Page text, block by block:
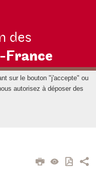
des
France
sur le bouton "j'accepte" ou
autorisez à déposer des